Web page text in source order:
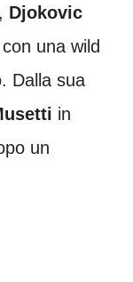
Djokovic
una wild
Dalla sua
in
un